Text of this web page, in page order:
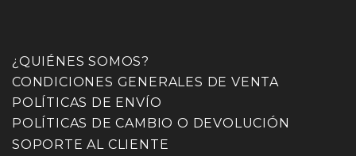
¿QUIÉNES SOMOS?
CONDICIONES GENERALES DE VENTA
POLÍTICAS DE ENVÍO
POLÍTICAS DE CAMBIO O DEVOLUCIÓN
SOPORTE AL CLIENTE